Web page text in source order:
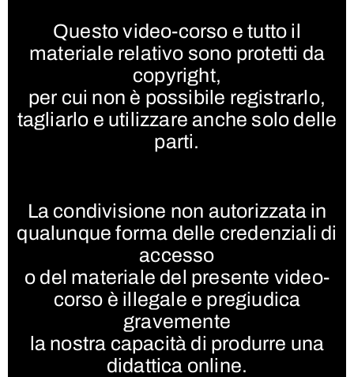
Questo video-corso e tutto il
materiale relativo sono protetti da
copyright,
per cui non è possibile registrarlo,
tagliarlo e utilizzare anche solo delle
parti.
La condivisione non autorizzata in
qualunque forma delle credenziali di
accesso
o del materiale del presente video-
corso è illegale e pregiudica
gravemente
la nostra capacità di produrre una
didattica online.